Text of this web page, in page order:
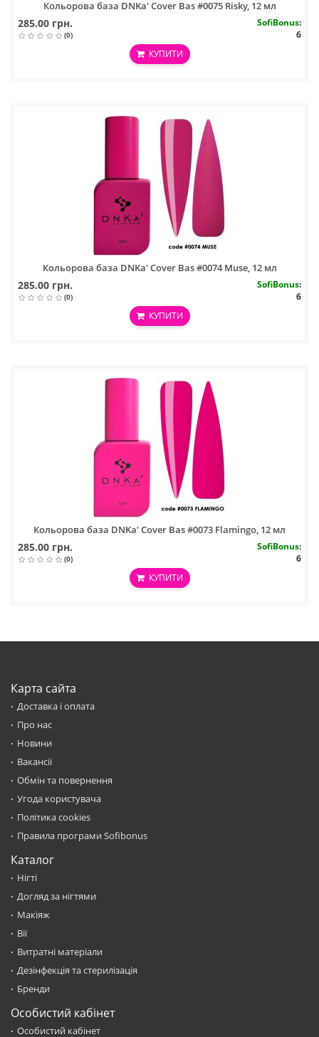
Кольорова база DNKa' Cover Bas #0075 Risky, 12 мл
285.00 грн.
(0)
SofiBonus:
6
КУПИТИ
Кольорова база DNKa' Cover Bas #0074 Muse, 12 мл
285.00 грн.
(0)
SofiBonus:
6
КУПИТИ
Кольорова база DNKa' Cover Bas #0073 Flamingo, 12 мл
285.00 грн.
(0)
SofiBonus:
6
КУПИТИ
Карта сайта
Доставка і оплата
Про нас
Новини
Вакансії
Обмін та повернення
Угода користувача
Політика cookies
Правила програми Sofibonus
Каталог
Нігті
Догляд за нігтями
Макіяж
Вії
Витратні матеріали
Дезінфекція та стерилізація
Бренди
Особистий кабінет
Особистий кабінет